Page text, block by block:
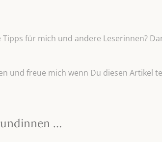
für mich und andere Leserinnen?
und freue mich wenn Du diesen Artikel
…